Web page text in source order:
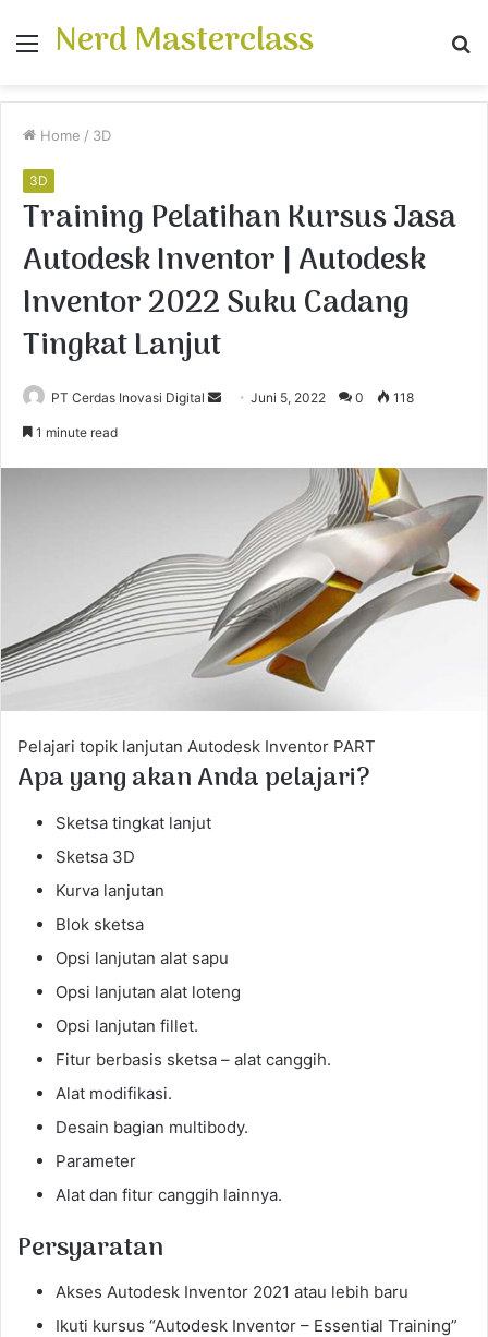
Menu
Nerd Masterclass
Home / 3D
3D
Training Pelatihan Kursus Jasa
Autodesk Inventor | Autodesk
Inventor 2022 Suku Cadang
Tingkat Lanjut
PT Cerdas Inovasi Digital
e
m
a
i
l
Juni 5, 2022 0 118
1 minute read
Pelajari topik lanjutan Autodesk Inventor PART
Apa yang akan Anda pelajari?
Sketsa tingkat lanjut
Sketsa 3D
Kurva lanjutan
Blok sketsa
Opsi lanjutan alat sapu
Opsi lanjutan alat loteng
Opsi lanjutan fillet.
Fitur berbasis sketsa – alat canggih.
Alat modifikasi.
Desain bagian multibody.
Parameter
Alat dan fitur canggih lainnya.
Persyaratan
Akses Autodesk Inventor 2021 atau lebih baru
Ikuti kursus “Autodesk Inventor – Essential Training”